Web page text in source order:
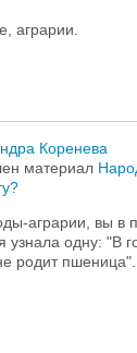
аграрии.
Коренева
материал
аграрии, вы в
узнала одну: "В
родит пшеница".